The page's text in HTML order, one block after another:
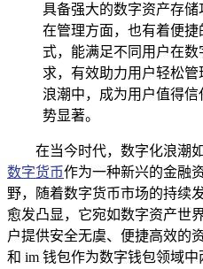
具备强大的数字资产存储
在管理方面，也有着便
式，能满足不同用户在
求，有效助力用户轻松
浪潮中，成为用户值得
势显著。
在当今时代，数字化浪潮
数字货币作为一种新兴的金融
野，随着数字货币市场的持续
愈发凸显，它宛如数字资产世
户提供安全无虞、便捷高效的
和 im 钱包作为数字钱包领域